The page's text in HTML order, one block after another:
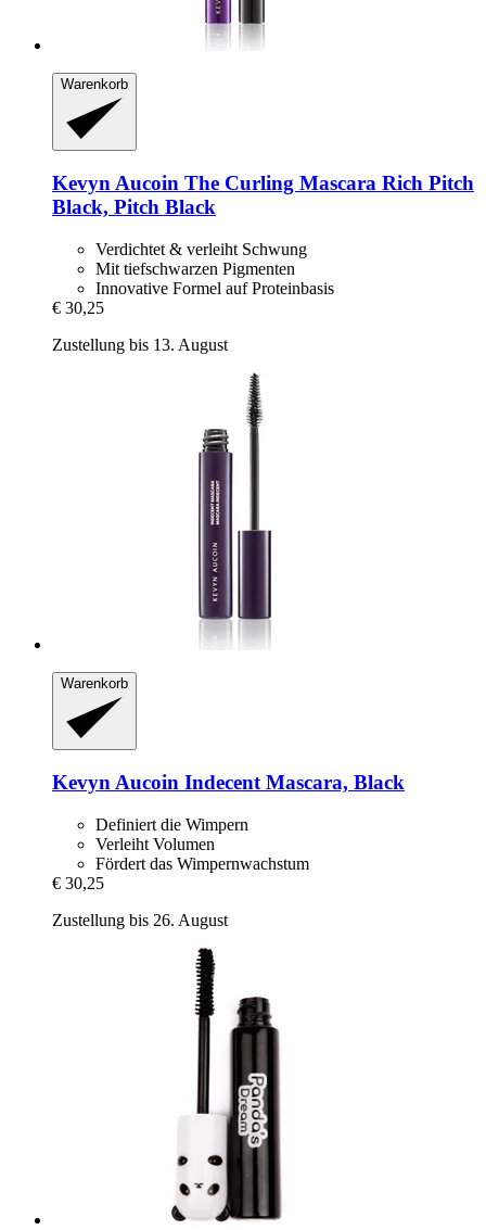
Warenkorb
Kevyn Aucoin The Curling Mascara Rich Pitch
Black, Pitch Black
Verdichtet & verleiht Schwung
Mit tiefschwarzen Pigmenten
Innovative Formel auf Proteinbasis
€ 30,25
Zustellung bis 13. August
Warenkorb
Kevyn Aucoin Indecent Mascara, Black
Definiert die Wimpern
Verleiht Volumen
Fördert das Wimpernwachstum
€ 30,25
Zustellung bis 26. August